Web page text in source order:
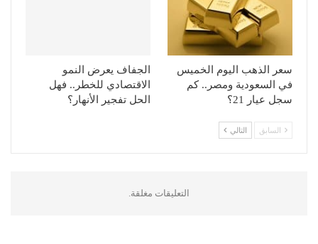
سعر الذهب اليوم الخميس
في السعودية ومصر.. كم
سجل عيار 21؟
الجفاف يعرض النمو
الاقتصادي للخطر.. فهل
الحل تفجير الأنهار؟
السابق التالي
التعليقات مغلقة.